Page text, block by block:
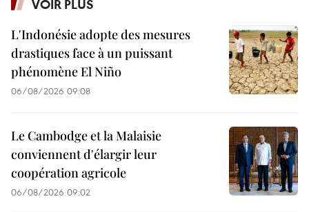
VOIR PLUS
L'Indonésie adopte des mesures
drastiques face à un puissant
phénomène El Niño
06/08/2026 09:08
Le Cambodge et la Malaisie
conviennent d'élargir leur
coopération agricole
06/08/2026 09:02